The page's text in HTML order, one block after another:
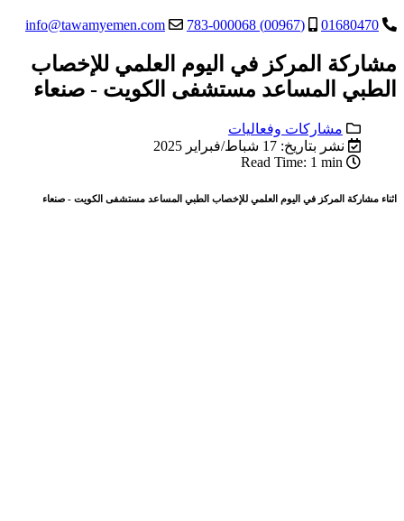
01680470
(00967) 783-000068
info@tawamyemen.com
مشاركة المركز في اليوم العلمي للإخصاب
الطبي المساعد مستشفى الكويت - صنعاء
مشاركات وفعاليات
نشر بتاريخ: 17 شباط/فبراير 2025
Read Time: 1 min
اثناء مشاركة المركز في اليوم العلمي للإخصاب الطبي المساعد مستشفى الكويت - صنعاء